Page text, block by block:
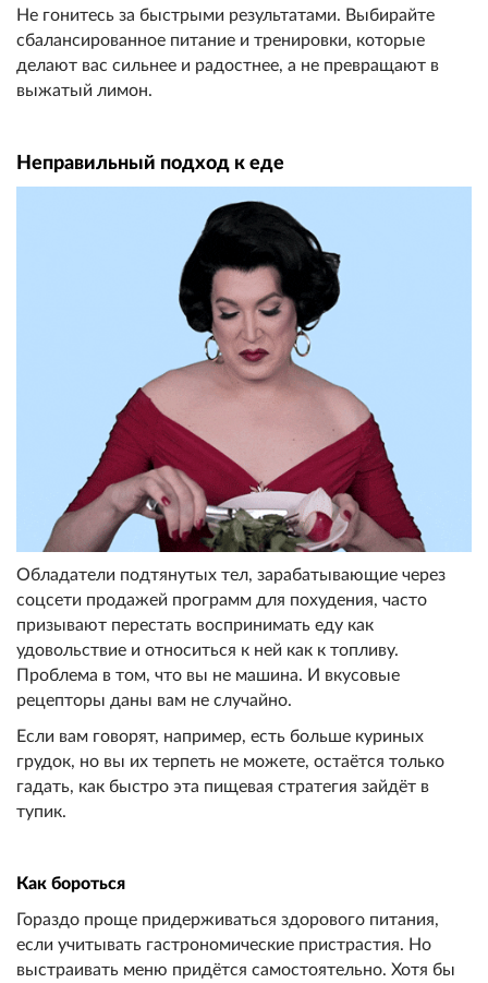
Не гонитесь за быстрыми результатами. Выбирайте
сбалансированное питание и тренировки, которые
делают вас сильнее и радостнее, а не превращают в
выжатый лимон.
Неправильный подход к еде
Обладатели подтянутых тел, зарабатывающие через
соцсети продажей программ для похудения, часто
призывают перестать воспринимать еду как
удовольствие и относиться к ней как к топливу.
Проблема в том, что вы не машина. И вкусовые
рецепторы даны вам не случайно.
Если вам говорят, например, есть больше куриных
грудок, но вы их терпеть не можете, остаётся только
гадать, как быстро эта пищевая стратегия зайдёт в
тупик.
Как бороться
Гораздо проще придерживаться здорового питания,
если учитывать гастрономические пристрастия. Но
выстраивать меню придётся самостоятельно. Хотя бы